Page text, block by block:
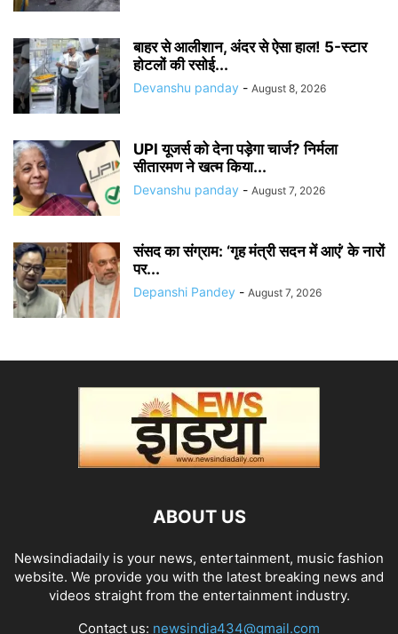
बाहर से आलीशान, अंदर से ऐसा हाल! 5-स्टार
होटलों की रसोई...
Devanshu panday - August 8, 2026
UPI यूजर्स को देना पड़ेगा चार्ज? निर्मला
सीतारमण ने खत्म किया...
Devanshu panday - August 7, 2026
संसद का संग्राम: ‘गृह मंत्री सदन में आएं’ के नारों
पर...
Depanshi Pandey - August 7, 2026
ABOUT US
Newsindiadaily is your news, entertainment, music fashion
website. We provide you with the latest breaking news and
videos straight from the entertainment industry.
Contact us: newsindia434@gmail.com